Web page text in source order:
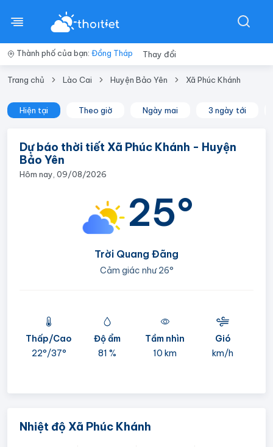
Thành phố của bạn: Đồng Tháp Thay đổi
Trang chủ Lào Cai Huyện Bảo Yên Xã Phúc Khánh
Hiện tại Theo giờ Ngày mai 3 ngày tới
Dự báo thời tiết Xã Phúc Khánh - Huyện
Bảo Yên
Hôm nay, 09/08/2026
25°
Trời Quang Đãng
Cảm giác như26°
Thấp/Cao
22°/37°
Độ ẩm
81 %
Tầm nhìn
10 km
Gió
km/h
Nhiệt độ Xã Phúc Khánh